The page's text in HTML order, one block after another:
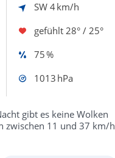
SW 4 km/h
gefühlt 28° / 25°
75 %
1013 hPa
gibt es keine Wolken
zwischen 11 und 37 km/h